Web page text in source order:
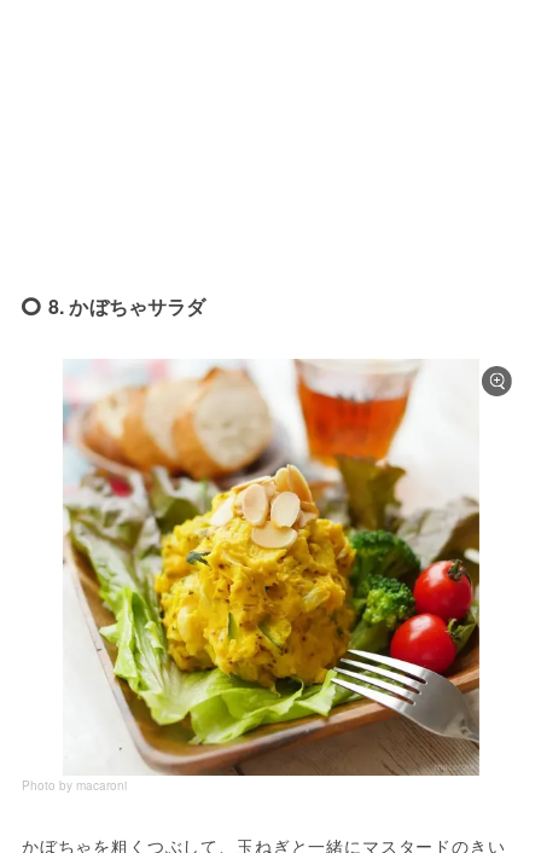
8. かぼちゃサラダ
Photo by macaroni
かぼちゃを粗くつぶして、玉ねぎと一緒にマスタードのきい